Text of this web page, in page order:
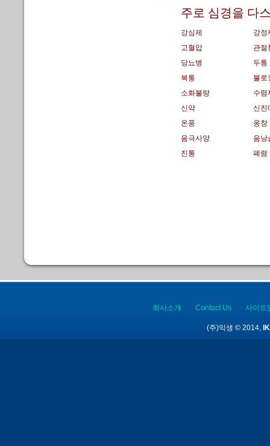
주로 심경을 다
강심제
강정
고혈압
관절
당뇨병
두통
복통
불로
소화불량
수렴
신약
신진
온풍
옹창
음극사양
음낭
진통
폐렴
회사소개 Contact Us 사이트
(주)익생 © 2014,